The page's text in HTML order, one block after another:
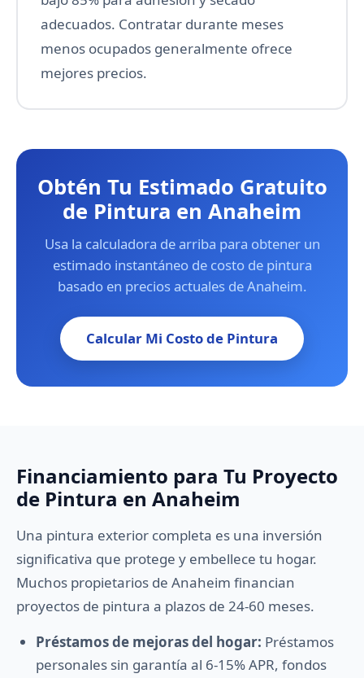
adecuados. Contratar durante meses
menos ocupados generalmente ofrece
mejores precios.
Obtén Tu Estimado Gratuito
de Pintura en Anaheim
Usa la calculadora de arriba para obtener un
estimado instantáneo de costo de pintura
basado en precios actuales de Anaheim.
Calcular Mi Costo de Pintura
Financiamiento para Tu Proyecto
de Pintura en Anaheim
Una pintura exterior completa es una inversión
significativa que protege y embellece tu hogar.
Muchos propietarios de Anaheim financian
proyectos de pintura a plazos de 24-60 meses.
Préstamos de mejoras del hogar: Préstamos
personales sin garantía al 6-15% APR, fondos